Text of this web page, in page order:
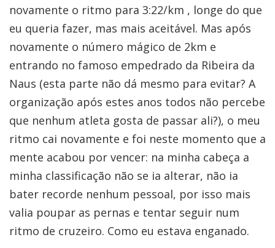
novamente o ritmo para 3:22/km , longe do que
eu queria fazer, mas mais aceitável. Mas após
novamente o número mágico de 2km e
entrando no famoso empedrado da Ribeira da
Naus (esta parte não dá mesmo para evitar? A
organização após estes anos todos não percebe
que nenhum atleta gosta de passar ali?), o meu
ritmo cai novamente e foi neste momento que a
mente acabou por vencer: na minha cabeça a
minha classificação não se ia alterar, não ia
bater recorde nenhum pessoal, por isso mais
valia poupar as pernas e tentar seguir num
ritmo de cruzeiro. Como eu estava enganado.